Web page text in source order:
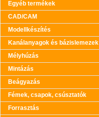
Egyéb termékek
CAD/CAM
Modellkészítés
Kanálanyagok és bázislemezek
Mélyhúzás
Mintázás
Beágyazás
Fémek, csapok, csúsztatók
Forrasztás